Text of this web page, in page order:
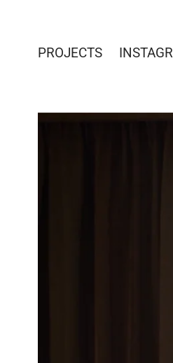
PROJECTS